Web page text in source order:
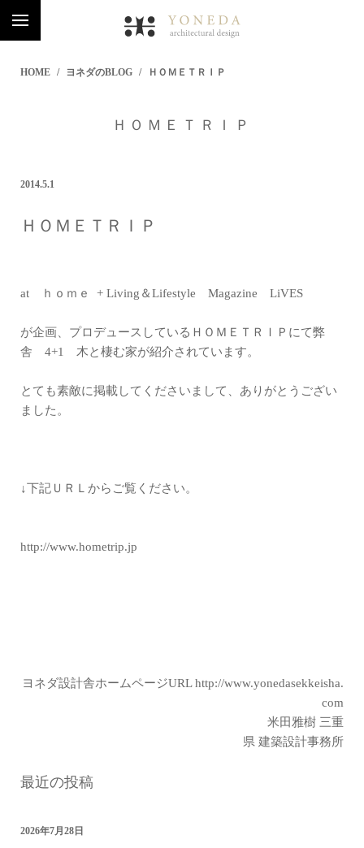
HOME ヨネダのBLOG ＨＯＭＥＴＲＩＰ
ＨＯＭＥＴＲＩＰ
2014.5.1
ＨＯＭＥＴＲＩＰ
at ｈｏｍｅ + Living＆Lifestyle Magazine LiVES
が企画、プロデュースしているＨＯＭＥＴＲＩＰにて弊
舎 4+1 木と棲む家が紹介されています。
とても素敵に掲載してくださいまして、ありがとうござい
ました。
↓下記ＵＲＬからご覧ください。
http://www.hometrip.jp
ヨネダ設計舎ホームページURLhttp://www.yonedasekkeisha.
com
米田雅樹 三重
県 建築設計事務所
最近の投稿
2026年7月28日